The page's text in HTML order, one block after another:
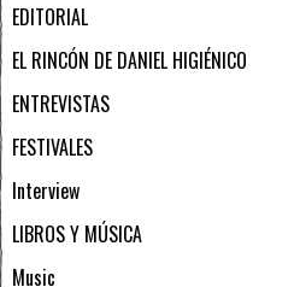
EDITORIAL
EL RINCÓN DE DANIEL HIGIÉNICO
ENTREVISTAS
FESTIVALES
Interview
LIBROS Y MÚSICA
Music